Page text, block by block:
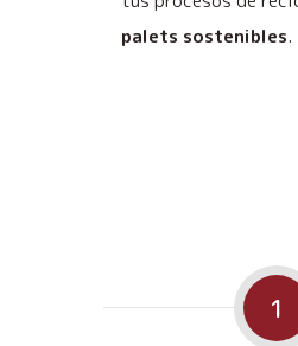
palets sostenibles.
1